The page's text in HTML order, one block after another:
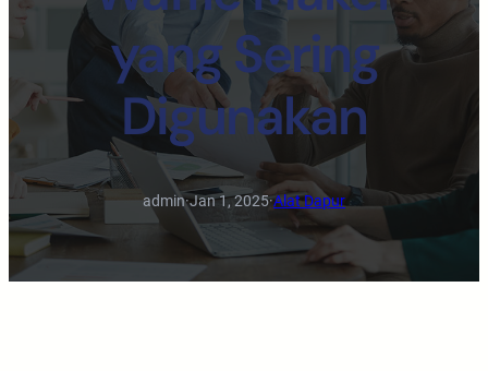
yang Sering
Digunakan
admin·Jan 1, 2025·Alat Dapur